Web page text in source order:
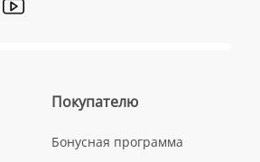
Покупателю
Бонусная программа